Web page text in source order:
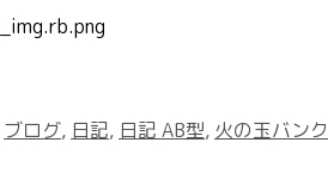
ブログ, 日記, 日記 AB型, 火の玉バンク